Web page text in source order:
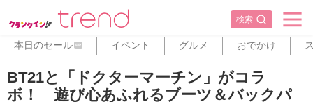
検索
本日のセール PR イベント グルメ おでかけ
BT21と「ドクターマーチン」がコラ
ボ！ 遊び心あふれるブーツ＆バックパ